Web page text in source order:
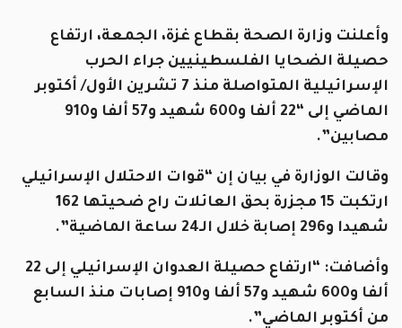
وأعلنت وزارة الصحة بقطاع غزة، الجمعة، ارتفاع
حصيلة الضحايا الفلسطينيين جراء الحرب
الإسرائيلية المتواصلة منذ 7 تشرين الأول/ أكتوبر
الماضي إلى “22 ألفا و600 شهيد و57 ألفا و910
مصابين”.
وقالت الوزارة في بيان إن “قوات الاحتلال الإسرائيلي
ارتكبت 15 مجزرة بحق العائلات راح ضحيتها 162
شهيدا و296 إصابة خلال الـ24 ساعة الماضية”.
وأضافت: “ارتفاع حصيلة العدوان الإسرائيلي إلى 22
ألفا و600 شهيد و57 ألفا و910 إصابات منذ السابع
من أكتوبر الماضي”.